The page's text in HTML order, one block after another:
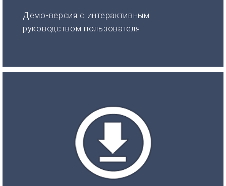
Демо-версия с интерактивным
руководством пользователя